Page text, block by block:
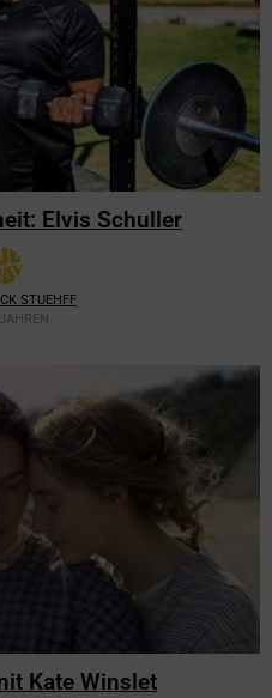
Elvis Schuller
STUEHFF
Kate Winslet